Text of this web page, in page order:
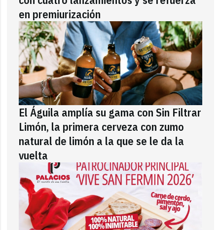
en premiurización
El Águila amplía su gama con Sin Filtrar
Limón, la primera cerveza con zumo
natural de limón a la que se le da la
vuelta